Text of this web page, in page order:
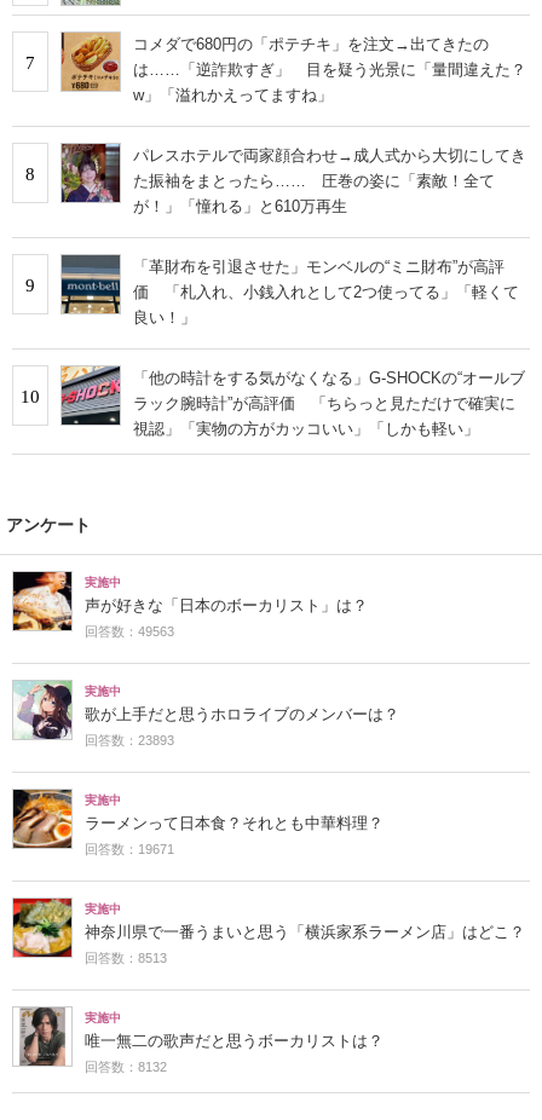
7
コメダで680円の「ポテチキ」を注文→出てきたの
は……「逆詐欺すぎ」 目を疑う光景に「量間違えた？
w」「溢れかえってますね」
8
パレスホテルで両家顔合わせ→成人式から大切にしてき
た振袖をまとったら…… 圧巻の姿に「素敵！全て
が！」「憧れる」と610万再生
9
「革財布を引退させた」モンベルの“ミニ財布”が高評
価 「札入れ、小銭入れとして2つ使ってる」「軽くて
良い！」
10
「他の時計をする気がなくなる」G-SHOCKの“オールブ
ラック腕時計”が高評価 「ちらっと見ただけで確実に
視認」「実物の方がカッコいい」「しかも軽い」
アンケート
実施中
声が好きな「日本のボーカリスト」は？
回答数：49563
実施中
歌が上手だと思うホロライブのメンバーは？
回答数：23893
実施中
ラーメンって日本食？それとも中華料理？
回答数：19671
実施中
神奈川県で一番うまいと思う「横浜家系ラーメン店」はどこ？
回答数：8513
実施中
唯一無二の歌声だと思うボーカリストは？
回答数：8132